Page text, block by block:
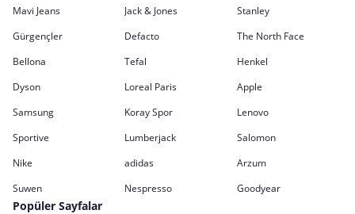
Mavi Jeans
Jack & Jones
Stanley
Gürgençler
Defacto
The North Face
Bellona
Tefal
Henkel
Dyson
Loreal Paris
Apple
Samsung
Koray Spor
Lenovo
Sportive
Lumberjack
Salomon
Nike
adidas
Arzum
Suwen
Nespresso Goodyear
Popüler Sayfalar